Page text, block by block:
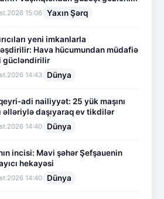
15:06 Yaxın Şərq
yeni imkanlarla
Hava hücumundan müdafiə
gücləndirilir
14:43 Dünya
adi nailiyyət: 25 yük maşını
əlləriylə daşıyaraq ev tikdilər
14:40 Dünya
incisi: Mavi şəhər Şefşauenin
hekayəsi
14:40 Dünya